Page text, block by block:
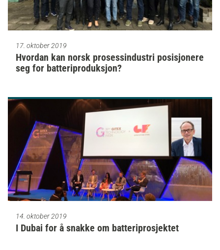
17. oktober 2019
Hvordan kan norsk prosessindustri posisjonere
seg for batteriproduksjon?
14. oktober 2019
I Dubai for å snakke om batteriprosjektet